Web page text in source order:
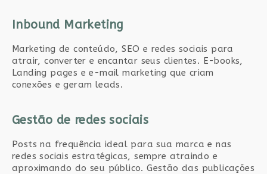
Inbound Marketing
Marketing de conteúdo, SEO e redes sociais para
atrair, converter e encantar seus clientes. E-books,
Landing pages e e-mail marketing que criam
conexões e geram leads.
Gestão de redes sociais
Posts na frequência ideal para sua marca e nas
redes sociais estratégicas, sempre atraindo e
aproximando do seu público. Gestão das publicações